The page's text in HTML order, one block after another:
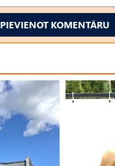
PIEVIENOT KOMENTĀRU